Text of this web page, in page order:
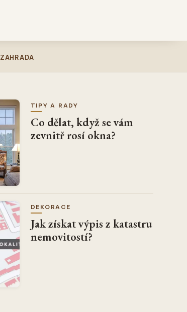
ZAHRADA
Co dělat, když se vám
zevnitř rosí okna?
TIPY A RADY
Jak získat výpis z katastru
nemovitostí?
DEKORACE